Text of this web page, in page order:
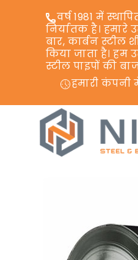
वर्ष 1981 में
निर्यातक है।
बार, कार्बन स्टील
किया जाता है। हम
स्टील पाइपों की
हमारी